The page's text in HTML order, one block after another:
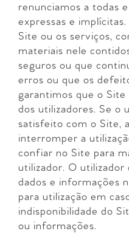
renunciamos a todas
expressas e
Site ou os serviços,
materiais nele
seguros ou que
erros ou que os
garantimos que o
dos utilizadores. Se o
satisfeito com o Site,
interromper a
confiar no Site para
utilizador. O utilizador
dados e informações
para utilização em
indisponibilidade do
ou informações.